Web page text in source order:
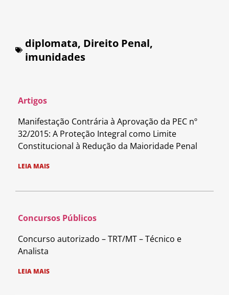
diplomata, Direito Penal,
imunidades
Artigos
Manifestação Contrária à Aprovação da PEC nº
32/2015: A Proteção Integral como Limite
Constitucional à Redução da Maioridade Penal
LEIA MAIS
Concursos Públicos
Concurso autorizado – TRT/MT – Técnico e
Analista
LEIA MAIS